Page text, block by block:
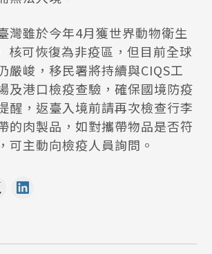
灣雖於今年4月獲世界動物衛生
核可恢復為非疫區，但目前全球
嚴峻，移民署將持續與CIQS工
及港口檢疫查驗，確保國境防疫
醒，返臺入境前請再次檢查行李
的肉製品，如對攜帶物品是否符
可主動向檢疫人員詢問。